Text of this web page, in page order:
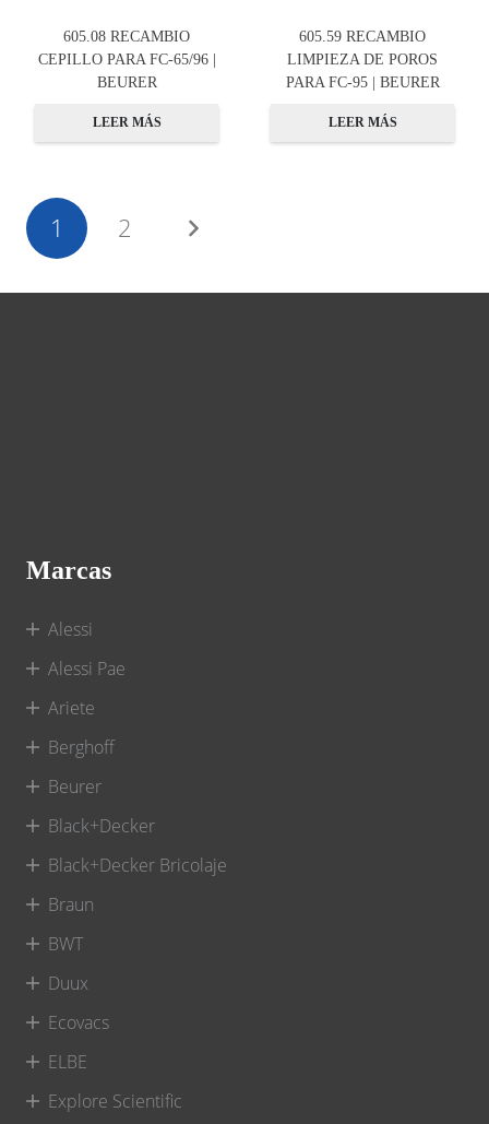
605.08 RECAMBIO
CEPILLO PARA FC-65/96 |
BEURER
LEER MÁS
605.59 RECAMBIO
LIMPIEZA DE POROS
PARA FC-95 | BEURER
LEER MÁS
1 2
Marcas
Alessi
Alessi Pae
Ariete
Berghoff
Beurer
Black+Decker
Black+Decker Bricolaje
Braun
BWT
Duux
Ecovacs
ELBE
Explore Scientific